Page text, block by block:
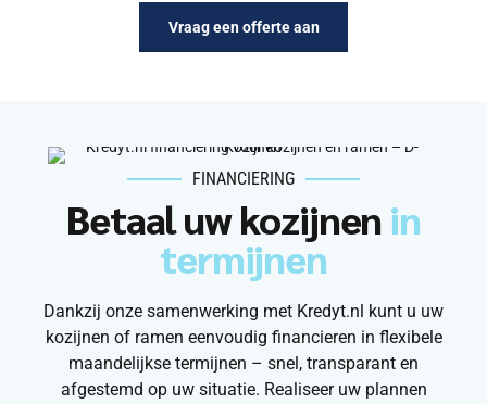
Vraag een offerte aan
FINANCIERING
Betaal uw kozijnenin
termijnen
Dankzij onze samenwerking met Kredyt.nl kunt u uw
kozijnen of ramen eenvoudig financieren in flexibele
maandelijkse termijnen – snel, transparant en
afgestemd op uw situatie. Realiseer uw plannen